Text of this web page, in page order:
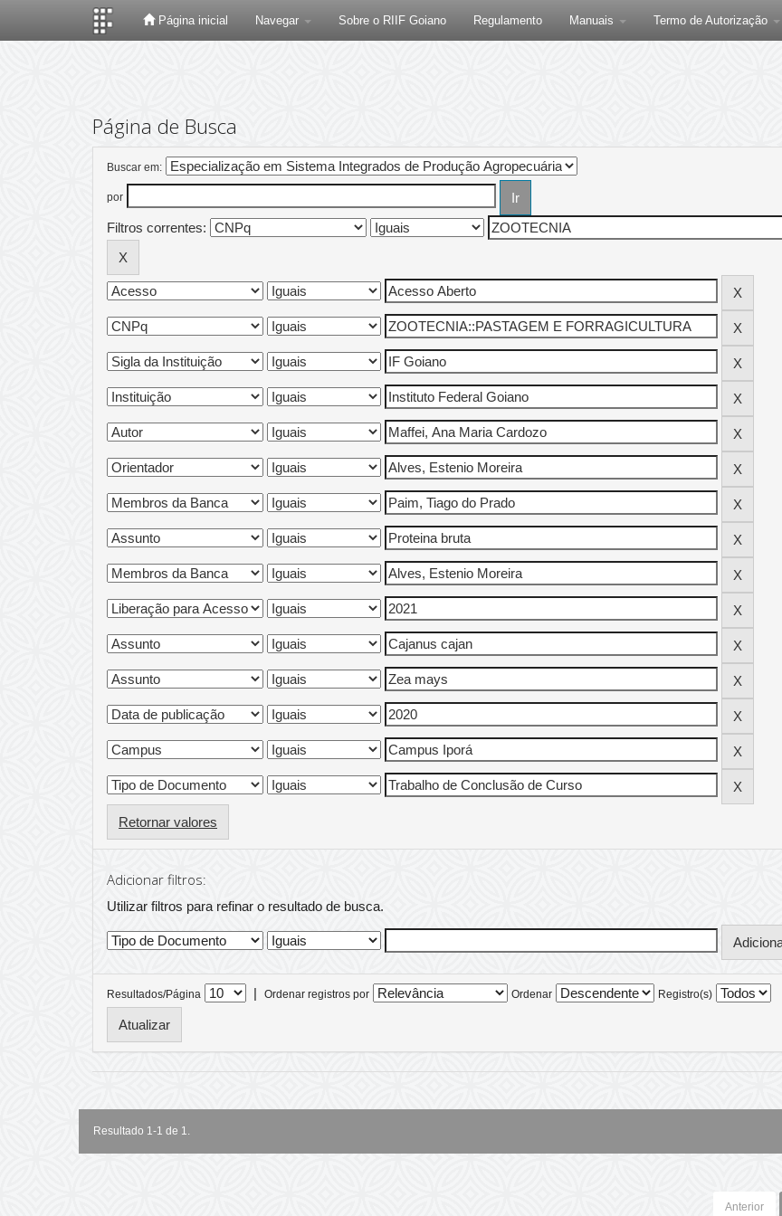
Página inicial Navegar Sobre o RIIF Goiano Regulamento Manuais Termo de Autorização
Página de Busca
Buscar em:
por
Filtros correntes:
Retornar valores
Adicionar filtros:
Utilizar filtros para refinar o resultado de busca.
Resultados/Página | Ordenar registros por Ordenar Registro(s)
Resultado 1-1 de 1.
Anterior